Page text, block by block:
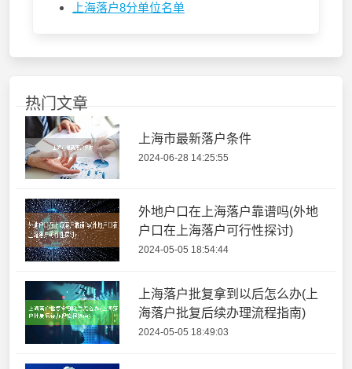
上海落户8分单位名单
热门文章
上海市最新落户条件
2024-06-28 14:25:55
外地户口在上海落户靠谱吗(外地
户口在上海落户可行性探讨)
2024-05-05 18:54:44
上海落户批复拿到以后怎么办(上
海落户批复后续办理流程指南)
2024-05-05 18:49:03